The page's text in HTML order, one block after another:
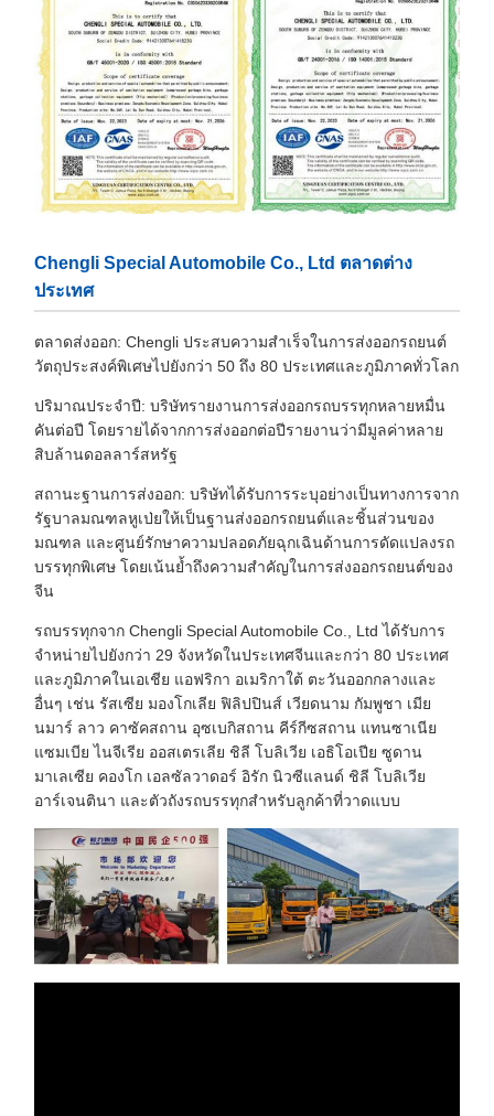
Chengli Special Automobile Co., Ltd ตลาดต่าง
ประเทศ
ตลาดส่งออก: Chengli ประสบความสำเร็จในการส่งออกรถยนต์
วัตถุประสงค์พิเศษไปยังกว่า 50 ถึง 80 ประเทศและภูมิภาคทั่วโลก
ปริมาณประจำปี: บริษัทรายงานการส่งออกรถบรรทุกหลายหมื่น
คันต่อปี โดยรายได้จากการส่งออกต่อปีรายงานว่ามีมูลค่าหลาย
สิบล้านดอลลาร์สหรัฐ
สถานะฐานการส่งออก: บริษัทได้รับการระบุอย่างเป็นทางการจาก
รัฐบาลมณฑลหูเป่ยให้เป็นฐานส่งออกรถยนต์และชิ้นส่วนของ
มณฑล และศูนย์รักษาความปลอดภัยฉุกเฉินด้านการดัดแปลงรถ
บรรทุกพิเศษ โดยเน้นย้ำถึงความสำคัญในการส่งออกรถยนต์ของ
จีน
รถบรรทุกจาก Chengli Special Automobile Co., Ltd ได้รับการ
จำหน่ายไปยังกว่า 29 จังหวัดในประเทศจีนและกว่า 80 ประเทศ
และภูมิภาคในเอเชีย แอฟริกา อเมริกาใต้ ตะวันออกกลางและ
อื่นๆ เช่น รัสเซีย มองโกเลีย ฟิลิปปินส์ เวียดนาม กัมพูชา เมีย
นมาร์ ลาว คาซัคสถาน อุซเบกิสถาน คีร์กีซสถาน แทนซาเนีย
แซมเบีย ไนจีเรีย ออสเตรเลีย ชิลี โบลิเวีย เอธิโอเปีย ซูดาน
มาเลเซีย คองโก เอลซัลวาดอร์ อิรัก นิวซีแลนด์ ชิลี โบลิเวีย
อาร์เจนตินา และตัวถังรถบรรทุกสำหรับลูกค้าที่วาดแบบ